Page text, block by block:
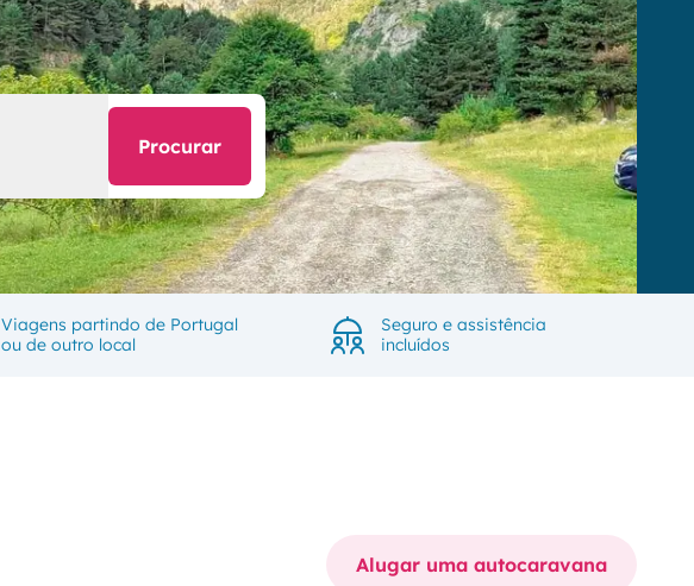
Procurar
Viagens partindo de Portugal
ou de outro local
Seguro e assistência
incluídos
Alugar uma autocaravana